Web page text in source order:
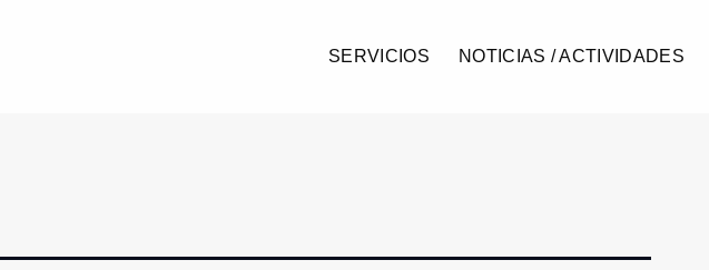
SERVICIOS NOTICIAS / ACTIVIDADES